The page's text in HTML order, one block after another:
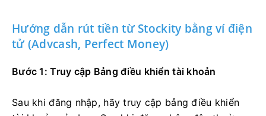
Hướng dẫn rút tiền từ Stockity bằng ví điện
tử (Advcash, Perfect Money)
Bước 1: Truy cập Bảng điều khiển tài khoản
Sau khi đăng nhập, hãy truy cập bảng điều khiển